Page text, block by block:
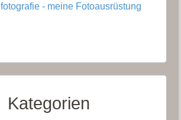
- meine Fotoausrüstung
Kategorien